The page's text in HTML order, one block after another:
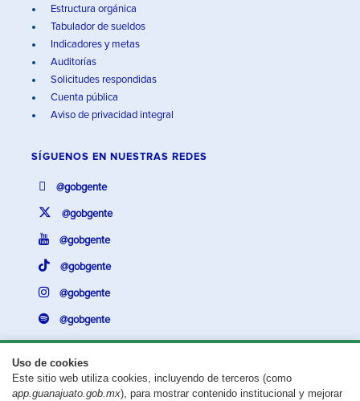
Uso de cookies
Este sitio web utiliza cookies, incluyendo de terceros (como
app.guanajuato.gob.mx), para mostrar contenido institucional y mejorar
Estructura orgánica
Tabulador de sueldos
Indicadores y metas
Auditorías
Solicitudes respondidas
Cuenta pública
Aviso de privacidad integral
SÍGUENOS EN NUESTRAS REDES
@gobgente
@gobgente
@gobgente
@gobgente
@gobgente
@gobgente
¿Existe algún problema con esta página?Repórtalo aquí.